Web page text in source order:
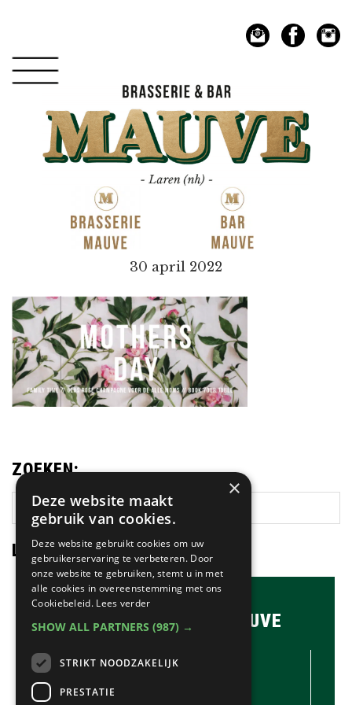
hoofdnavigatie
hoofd
inhoud
Mauve
30 april 2022
ZOEKEN:
Zoek
op
deze
website
LAATSTE NIEUWS:
BRASSERIE & BAR MAUVE
CONTACTGEGEVENS //
×
Deze website maakt
gebruik van cookies.
Deze website gebruikt cookies om uw
gebruikerservaring te verbeteren. Door
onze website te gebruiken, stemt u in met
alle cookies in overeenstemming met ons
Cookiebeleid. Lees verder
SHOW ALL PARTNERS (987) →
STRIKT NOODZAKELIJK
PRESTATIE